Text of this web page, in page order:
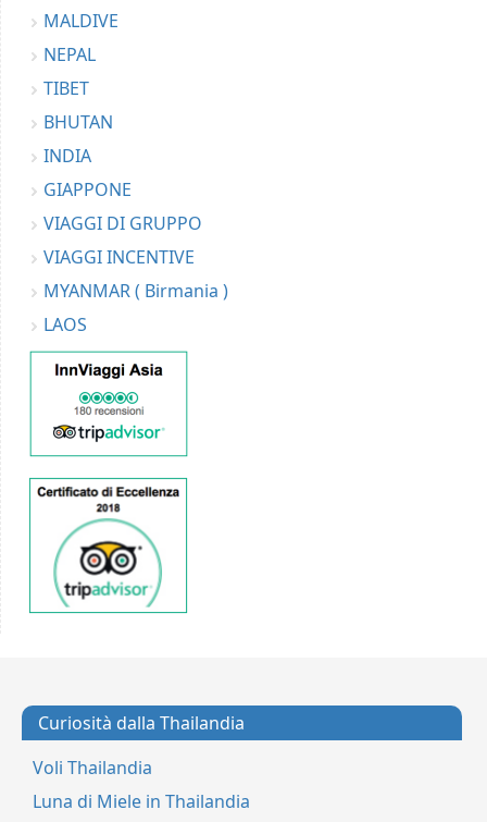
MALDIVE
NEPAL
TIBET
BHUTAN
INDIA
GIAPPONE
VIAGGI DI GRUPPO
VIAGGI INCENTIVE
MYANMAR ( Birmania )
LAOS
Curiosità dalla Thailandia
Voli Thailandia
Luna di Miele in Thailandia